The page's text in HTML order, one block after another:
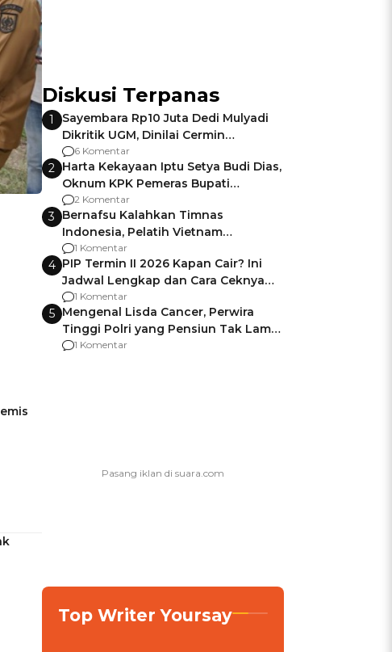
Diskusi Terpanas
1
Sayembara Rp10 Juta Dedi Mulyadi
Dikritik UGM, Dinilai Cermin
Gagalnya Negara Jamin Keamanan
6 Komentar
2 Harta Kekayaan Iptu Setya Budi Dias,
Oknum KPK Pemeras Bupati
Pemalang
2 Komentar
3 Bernafsu Kalahkan Timnas
Indonesia, Pelatih Vietnam
Berencana Pakai Jimat di Pakansari
1 Komentar
4 PIP Termin II 2026 Kapan Cair? Ini
Jadwal Lengkap dan Cara Ceknya
agar Dana Tidak Hangus!
1 Komentar
5 Mengenal Lisda Cancer, Perwira
Tinggi Polri yang Pensiun Tak Lama
Usai Jadi Brigjen
1 Komentar
Top Writer Yoursay